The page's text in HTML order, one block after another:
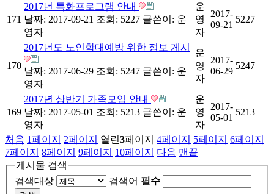
171
2017년 특화프로그램 안내
날짜: 2017-09-21 조회: 5227 글쓴이: 운
영자
운
영
자
2017-
09-21
5227
170
2017년도 노인학대예방 위한 정보 게시
날짜: 2017-06-29 조회: 5247 글쓴이: 운
영자
운
영
자
2017-
06-29
5247
169
2017년 상반기 가족모임 안내
날짜: 2017-05-01 조회: 5213 글쓴이: 운
영자
운
영
자
2017-
05-01
5213
처음 1페이지 2페이지 열린3페이지 4페이지 5페이지 6페이지
7페이지 8페이지 9페이지 10페이지 다음 맨끝
게시물 검색
검색대상
검색어 필수